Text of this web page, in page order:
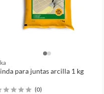
para juntas arcilla 1 kg
(0)